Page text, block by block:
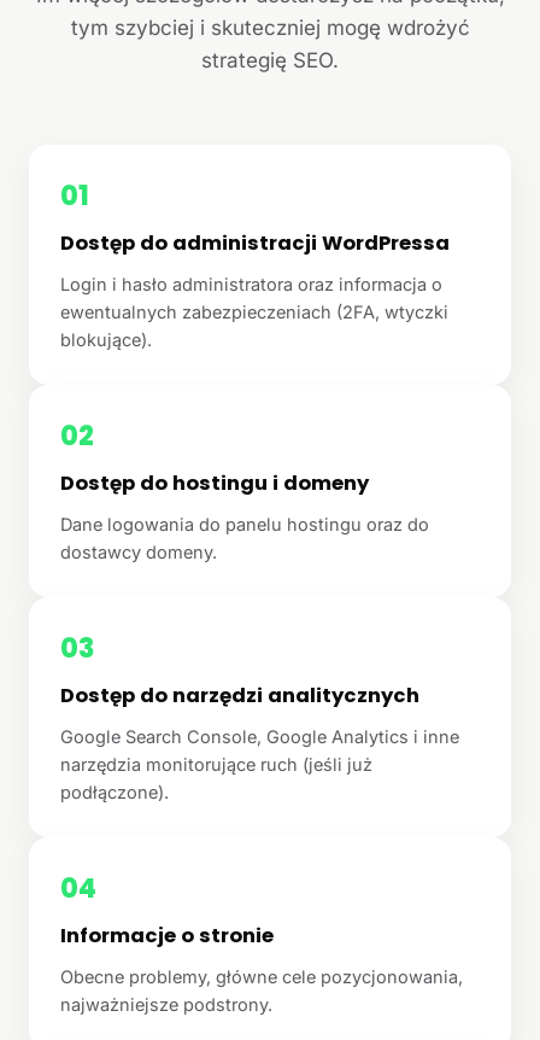
tym szybciej i skuteczniej mogę wdrożyć
strategię SEO.
01
Dostęp do administracji WordPressa
Login i hasło administratora oraz informacja o
ewentualnych zabezpieczeniach (2FA, wtyczki
blokujące).
02
Dostęp do hostingu i domeny
Dane logowania do panelu hostingu oraz do
dostawcy domeny.
03
Dostęp do narzędzi analitycznych
Google Search Console, Google Analytics i inne
narzędzia monitorujące ruch (jeśli już
podłączone).
04
Informacje o stronie
Obecne problemy, główne cele pozycjonowania,
najważniejsze podstrony.